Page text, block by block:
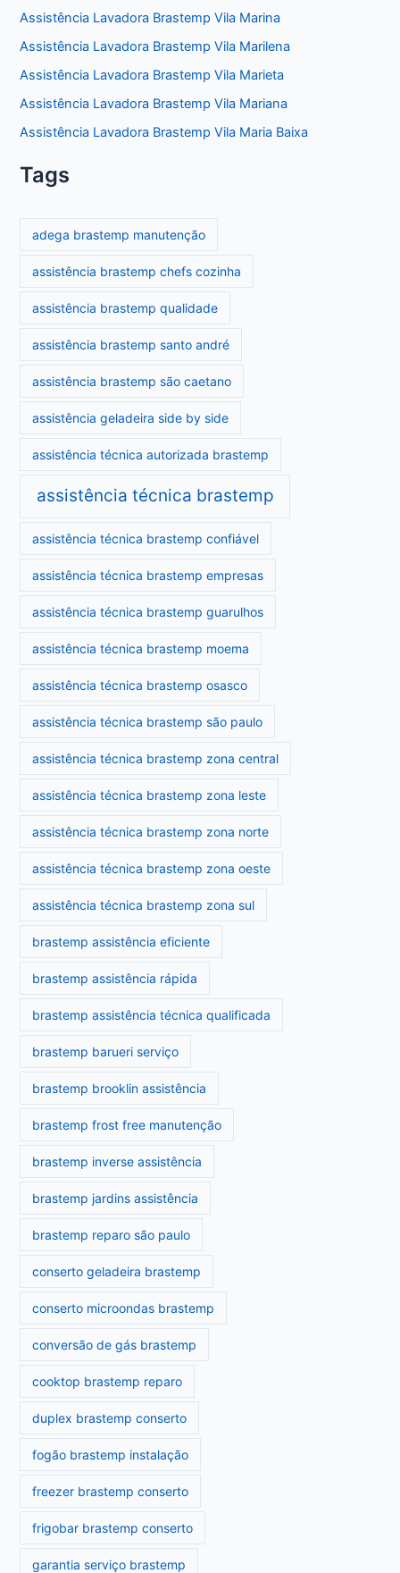
Assistência Lavadora Brastemp Vila Marina
Assistência Lavadora Brastemp Vila Marilena
Assistência Lavadora Brastemp Vila Marieta
Assistência Lavadora Brastemp Vila Mariana
Assistência Lavadora Brastemp Vila Maria Baixa
Tags
adega brastemp manutenção
assistência brastemp chefs cozinha
assistência brastemp qualidade
assistência brastemp santo andré
assistência brastemp são caetano
assistência geladeira side by side
assistência técnica autorizada brastemp
assistência técnica brastemp
assistência técnica brastemp confiável
assistência técnica brastemp empresas
assistência técnica brastemp guarulhos
assistência técnica brastemp moema
assistência técnica brastemp osasco
assistência técnica brastemp são paulo
assistência técnica brastemp zona central
assistência técnica brastemp zona leste
assistência técnica brastemp zona norte
assistência técnica brastemp zona oeste
assistência técnica brastemp zona sul
brastemp assistência eficiente
brastemp assistência rápida
brastemp assistência técnica qualificada
brastemp barueri serviço
brastemp brooklin assistência
brastemp frost free manutenção
brastemp inverse assistência
brastemp jardins assistência
brastemp reparo são paulo
conserto geladeira brastemp
conserto microondas brastemp
conversão de gás brastemp
cooktop brastemp reparo
duplex brastemp conserto
fogão brastemp instalação
freezer brastemp conserto
frigobar brastemp conserto
garantia serviço brastemp